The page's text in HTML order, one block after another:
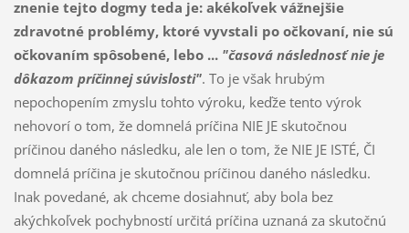
znenie tejto dogmy teda je: akékoľvek vážnejšie
zdravotné problémy, ktoré vyvstali po očkovaní, nie sú
očkovaním spôsobené, lebo ... "časová následnosť nie je
dôkazom príčinnej súvislosti". To je však hrubým
nepochopením zmyslu tohto výroku, keďže tento výrok
nehovorí o tom, že domnelá príčina NIE JE skutočnou
príčinou daného následku, ale len o tom, že NIE JE ISTÉ, ČI
domnelá príčina je skutočnou príčinou daného následku.
Inak povedané, ak chceme dosiahnuť, aby bola bez
akýchkoľvek pochybností určitá príčina uznaná za skutočnú